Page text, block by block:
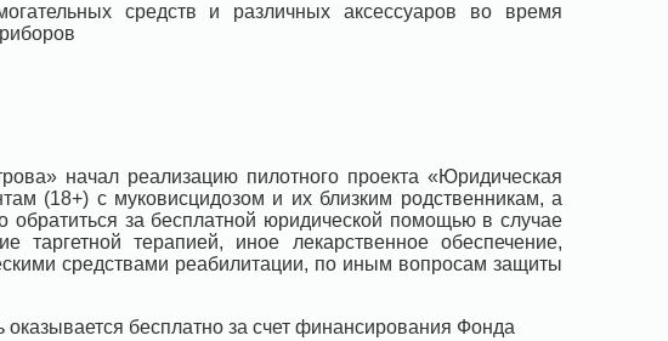
средств и различных аксессуаров во время
начал реализацию пилотного проекта «Юридическая
(18+) с муковисцидозом и их близким родственникам, а
обратиться за бесплатной юридической помощью в случае
терапией, иное лекарственное обеспечение,
средствами реабилитации, по иным вопросам защиты
бесплатно за счет финансирования Фонда